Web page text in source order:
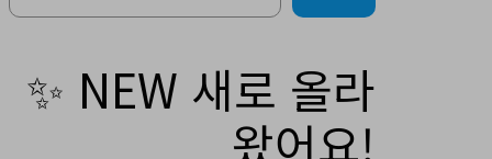
✨ NEW 새로 올라
왔어요!